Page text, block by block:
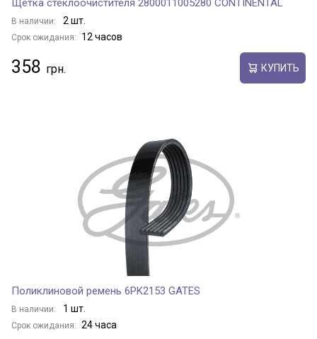
Щетка стеклоочистителя 2800011005280 CONTINENTAL
В наличии: 2 шт.
Срок ожидания: 12 часов
358 КУПИТЬ
Поликлиновой ремень 6PK2153 GATES
В наличии: 1 шт.
Срок ожидания: 24 часа